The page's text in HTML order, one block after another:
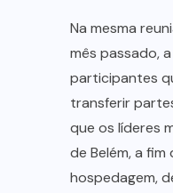
Na mesma
mês passado,
participantes
transferir
que os líderes
de Belém, a
hospedagem,